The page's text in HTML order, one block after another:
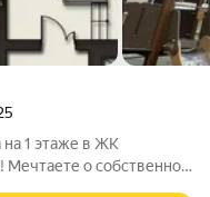
на 1 этаже в ЖК